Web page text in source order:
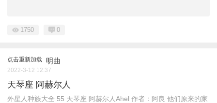
1750 0
点击重新加载 明曲
2022-3-12 12:37
天琴座 阿赫尔人
外星人种族大全 ​55 天琴座 阿赫尔人Ahel 作者：阿良 他们原来的家